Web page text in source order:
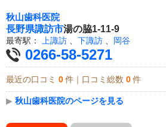
秋山歯科医院
長野県諏訪市湯の脇1-11-9
最寄駅： 上諏訪 、 下諏訪 、 岡谷
0266-58-5271
最近の口コミ 0 件｜口コミ総数 0 件
▶ 秋山歯科医院のページを見る